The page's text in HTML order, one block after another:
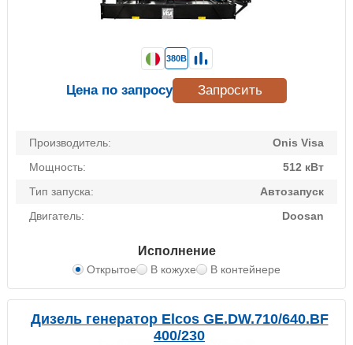
Производитель:
Onis Visa
Мощность:
512 кВт
Тип запуска:
Автозапуск
Двигатель:
Doosan
Исполнение
Открытое В кожухе В контейнере
380В
Цена по запросу Запросить
Дизель генератор Elcos GE.DW.710/640.BF
400/230